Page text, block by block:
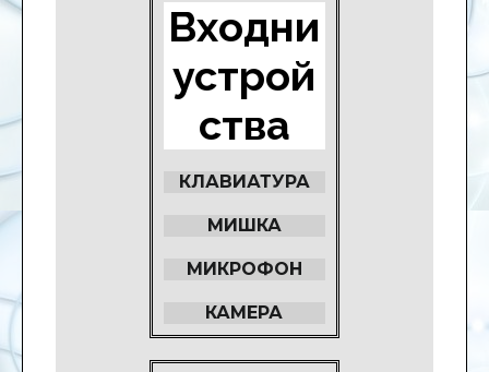
Входни
устрой
ства
КЛАВИАТУРА
МИШКА
МИКРОФОН
КАМЕРА